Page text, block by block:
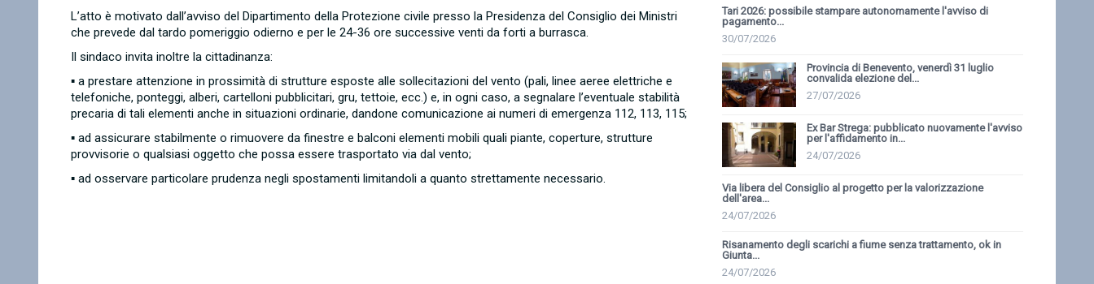
L’atto è motivato dall’avviso del Dipartimento della Protezione civile presso la Presidenza del Consiglio dei Ministri
che prevede dal tardo pomeriggio odierno e per le 24-36 ore successive venti da forti a burrasca.
Il sindaco invita inoltre la cittadinanza:
▪ a prestare attenzione in prossimità di strutture esposte alle sollecitazioni del vento (pali, linee aeree elettriche e
telefoniche, ponteggi, alberi, cartelloni pubblicitari, gru, tettoie, ecc.) e, in ogni caso, a segnalare l’eventuale stabilità
precaria di tali elementi anche in situazioni ordinarie, dandone comunicazione ai numeri di emergenza 112, 113, 115;
▪ ad assicurare stabilmente o rimuovere da finestre e balconi elementi mobili quali piante, coperture, strutture
provvisorie o qualsiasi oggetto che possa essere trasportato via dal vento;
▪ ad osservare particolare prudenza negli spostamenti limitandoli a quanto strettamente necessario.
Tari 2026: possibile stampare autonomamente l'avviso di
pagamento...
30/07/2026
Provincia di Benevento, venerdì 31 luglio
convalida elezione del...
27/07/2026
Ex Bar Strega: pubblicato nuovamente l'avviso
per l'affidamento in...
24/07/2026
Via libera del Consiglio al progetto per la valorizzazione
dell'area...
24/07/2026
Risanamento degli scarichi a fiume senza trattamento, ok in
Giunta...
24/07/2026